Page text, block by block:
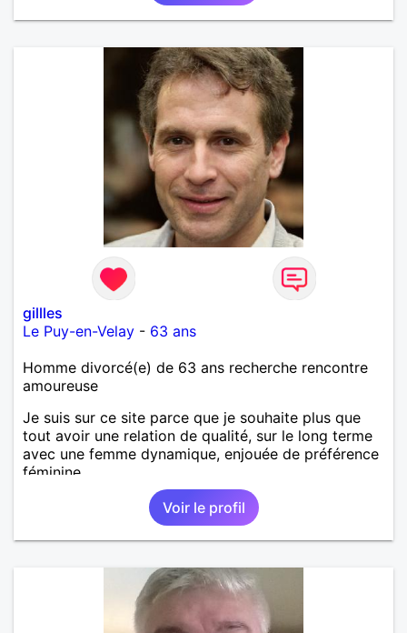
gillles
Le Puy-en-Velay - 63 ans
Homme divorcé(e) de 63 ans recherche rencontre
amoureuse
Je suis sur ce site parce que je souhaite plus que
tout avoir une relation de qualité, sur le long terme
avec une femme dynamique, enjouée de préférence
féminine.
Voir le profil